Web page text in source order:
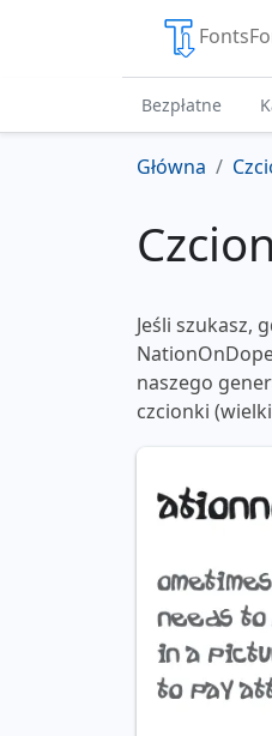
Bezpłatne
Główna
Jeśli szukasz,
naszego
czcionki